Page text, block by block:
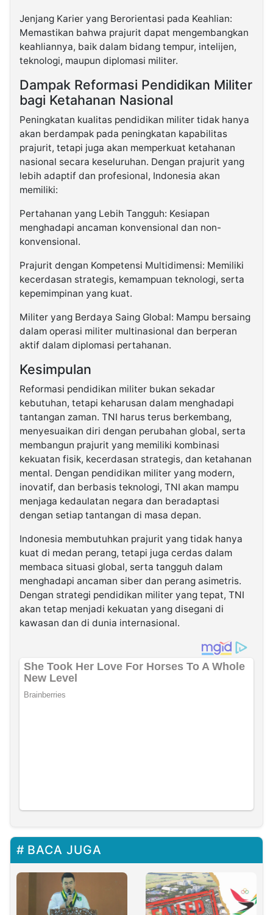
Jenjang Karier yang Berorientasi pada Keahlian:
Memastikan bahwa prajurit dapat mengembangkan
keahliannya, baik dalam bidang tempur, intelijen,
teknologi, maupun diplomasi militer.
Dampak Reformasi Pendidikan Militer
bagi Ketahanan Nasional
Peningkatan kualitas pendidikan militer tidak hanya
akan berdampak pada peningkatan kapabilitas
prajurit, tetapi juga akan memperkuat ketahanan
nasional secara keseluruhan. Dengan prajurit yang
lebih adaptif dan profesional, Indonesia akan
memiliki:
Pertahanan yang Lebih Tangguh: Kesiapan
menghadapi ancaman konvensional dan non-
konvensional.
Prajurit dengan Kompetensi Multidimensi: Memiliki
kecerdasan strategis, kemampuan teknologi, serta
kepemimpinan yang kuat.
Militer yang Berdaya Saing Global: Mampu bersaing
dalam operasi militer multinasional dan berperan
aktif dalam diplomasi pertahanan.
Kesimpulan
Reformasi pendidikan militer bukan sekadar
kebutuhan, tetapi keharusan dalam menghadapi
tantangan zaman. TNI harus terus berkembang,
menyesuaikan diri dengan perubahan global, serta
membangun prajurit yang memiliki kombinasi
kekuatan fisik, kecerdasan strategis, dan ketahanan
mental. Dengan pendidikan militer yang modern,
inovatif, dan berbasis teknologi, TNI akan mampu
menjaga kedaulatan negara dan beradaptasi
dengan setiap tantangan di masa depan.
Indonesia membutuhkan prajurit yang tidak hanya
kuat di medan perang, tetapi juga cerdas dalam
membaca situasi global, serta tangguh dalam
menghadapi ancaman siber dan perang asimetris.
Dengan strategi pendidikan militer yang tepat, TNI
akan tetap menjadi kekuatan yang disegani di
kawasan dan di dunia internasional.
BACA JUGA